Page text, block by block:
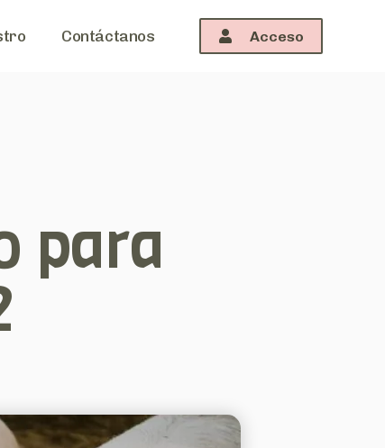
Contáctanos Acceso
para